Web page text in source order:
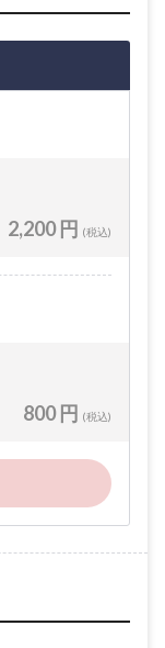
2,200 円 (税込)
800 円 (税込)